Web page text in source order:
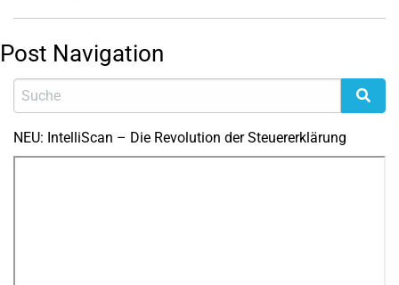
Post Navigation
NEU: IntelliScan – Die Revolution der Steuererklärung